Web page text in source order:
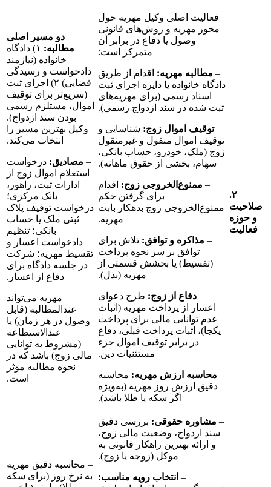
فعالیت اصلی وکیل مهریه حول
محور مهریه و روش‌های قانونی
وصول یا دفاع در برابر آن
متمرکز است:
مطالبه مهریه:اقدام از طریق
دادگاه خانواده یا دایره اجرای ثبت
اسناد رسمی (برای مهریه‌های
ثبت شده در سند ازدواج رسمی).
توقیف اموال زوج:شناسایی و
توقیف اموال منقول و غیرمنقول
زوج (ملک، خودرو، حساب بانکی،
سهام، بخشی از حقوق ماهانه).
ممنوع‌الخروجی زوج:اقدام
برای گرفتن حکم
ممنوع‌الخروجی زوج بدهکار بابت
مذاکره و توافق:تلاش برای
توافق بر سر نحوه پرداخت
(تقسیط) یا بخشش قسمتی از
مهریه (بذل).
دفاع از زوج:طرح دعوای
اعسار از پرداخت مهریه (اثبات
عدم توانایی مالی برای پرداخت
یکجا)، اثبات پرداخت قبلی، دفاع
در برابر توقیف اموال جزء
مستثنیات دین.
محاسبه ارزش مهریه:محاسبه
دقیق ارزش روز مهریه (به‌ویژه
اگر سکه یا طلا باشد).
–دو مسیر اصلی
مطالبه:
۱) دادگاه
خانواده (نیازمند
دادخواست و رسیدگی
قضایی) ۲) اجرای ثبت
(سریع‌تر برای توقیف
اموال، مستلزم رسمی
بودن سند ازدواج).
وکیل بهترین مسیر را
انتخاب می‌کند.
–مصادیق: درخواست
استعلام اموال زوج از
ادارات ثبت، راهور،
بانک مرکزی؛
درخواست توقیف پلاک
ثبتی ملک یا حساب
بانکی؛ تنظیم
دادخواست اعسار و
تقسیط مهریه؛ شرکت
در جلسه دادگاه برای
دفاع از اعسار.
– مهریه می‌تواند
عندالمطالبه (قابل
وصول در هر زمان) یا
عندالاستطاعه
(مشروط به توانایی
مالی زوج) باشد که در
نحوه مطالبه مؤثر
مشاوره حقوقی:بررسی دقیق
سند ازدواج، وضعیت مالی زوج،
و ارائه بهترین راهکار قانونی به
موکل (زوجه یا زوج).
انتخاب رویه مناسب:
– محاسبه دقیق مهریه
به نرخ روز (برای سکه